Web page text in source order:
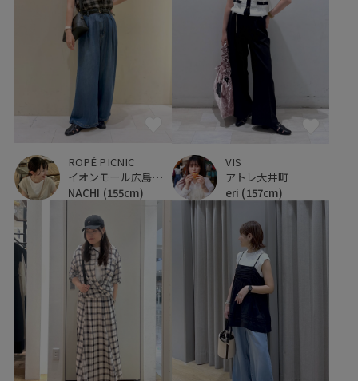
ROPÉ PICNIC
イオンモール広島府中
NACHI (155cm)
VIS
アトレ大井町
eri (157cm)